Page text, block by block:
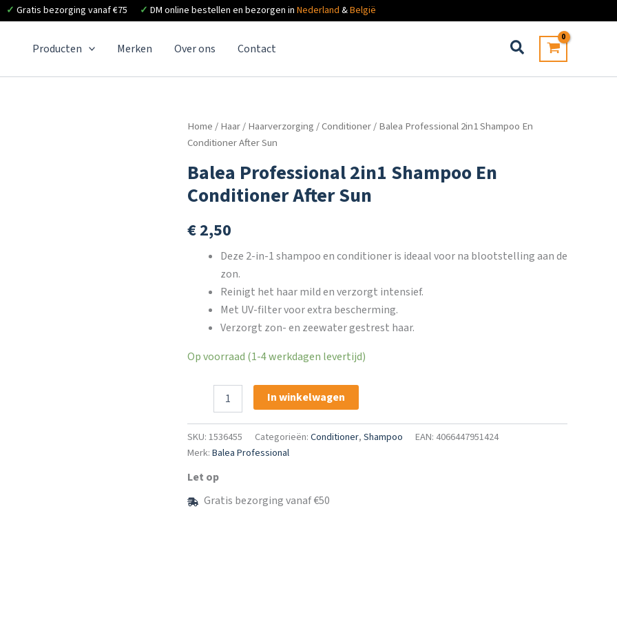
✓ Gratis bezorging vanaf €75 ✓ DM online bestellen en bezorgen in Nederland &België
Producten Merken Over ons Contact
Home/Haar/Haarverzorging/Conditioner/ Balea Professional 2in1 Shampoo En
Conditioner After Sun
Balea Professional 2in1 Shampoo En
Conditioner After Sun
€2,50
Deze 2-in-1 shampoo en conditioner is ideaal voor na blootstelling aan de
zon.
Reinigt het haar mild en verzorgt intensief.
Met UV-filter voor extra bescherming.
Verzorgt zon- en zeewater gestrest haar.
Op voorraad (1-4 werkdagen levertijd)
Professional
Shampoo
Conditioner
After
aantal
In winkelwagen
SKU:1536455 Categorieën:Conditioner,Shampoo
EAN: 4066447951424
Merk:Balea Professional
Let op
Gratis bezorging vanaf €50